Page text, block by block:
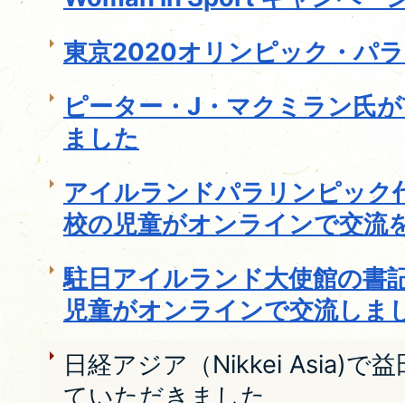
東京2020オリンピック・パ
ピーター・J・マクミラン氏
ました
アイルランドパラリンピック
校の児童がオンラインで交流
駐日アイルランド大使館の書
児童がオンラインで交流しま
日経アジア（Nikkei Asia)で
ていただきました